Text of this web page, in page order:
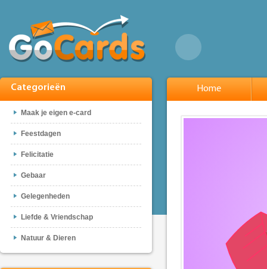
Categorieën
Maak je eigen e-card
Feestdagen
Felicitatie
Gebaar
Gelegenheden
Liefde & Vriendschap
Natuur & Dieren
Home